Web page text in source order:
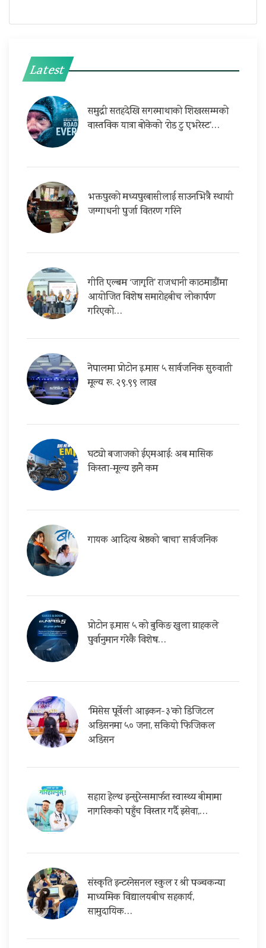
Latest
समुद्री सतहदेखि सगरमाथाको शिखरसम्मको
वास्तविक यात्रा बोकेको ‘रोड टु एभरेस्ट’…
भक्तपुरको मध्यपुरबासीलाई साउनभित्रै स्थायी
जग्गाधनी पुर्जा वितरण गरिने
गीति एल्बम ‘जागृति’ राजधानी काठमाडौंमा
आयोजित विशेष समारोहबीच लोकार्पण
गरिएको…
नेपालमा प्रोटोन इ.मास ५ सार्वजनिक सुरुवाती
मूल्य रू. २९.९९ लाख
घट्यो बजाजको ईएमआई: अब मासिक
किस्ता-मूल्य झनै कम
गायक आदित्य श्रेष्ठको ‘बाचा’ सार्वजनिक
प्रोटोन इ.मास ५ को बुकिङ खुला ग्राहकले
पुर्वानुमान गरेकै विशेष…
‘मिसेस पूर्वेली आइकन-३’को डिजिटल
अडिसनमा ५० जना, सकियो फिजिकल
अडिसन
सहारा हेल्थ इन्सुरेन्समार्फत स्वास्थ्य बीमामा
नागरिकको पहुँच विस्तार गर्दै इसेवा,…
संस्कृति इन्टरनेसनल स्कुल र श्री पञ्चकन्या
माध्यमिक विद्यालयबीच सहकार्य,
सामुदायिक…